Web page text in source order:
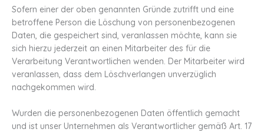
Sofern einer der oben genannten Gründe zutrifft und eine
betroffene Person die Löschung von personenbezogenen
Daten, die gespeichert sind, veranlassen möchte, kann sie
sich hierzu jederzeit an einen Mitarbeiter des für die
Verarbeitung Verantwortlichen wenden. Der Mitarbeiter wird
veranlassen, dass dem Löschverlangen unverzüglich
nachgekommen wird.
Wurden die personenbezogenen Daten öffentlich gemacht
und ist unser Unternehmen als Verantwortlicher gemäß Art. 17